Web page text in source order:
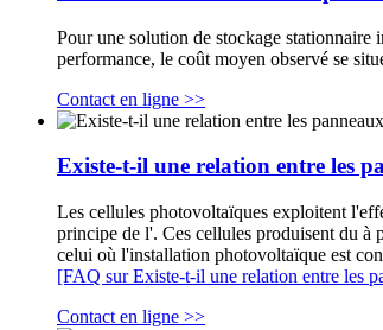
Pour une solution de stockage stationnaire
performance, le coût moyen observé se
Contact en ligne >>
Existe-t-il une relation entre les
Les cellules photovoltaïques exploitent
principe de l'. Ces cellules produisent du
celui où l'installation photovoltaïque est
[FAQ sur Existe-t-il une relation entre les
Contact en ligne >>